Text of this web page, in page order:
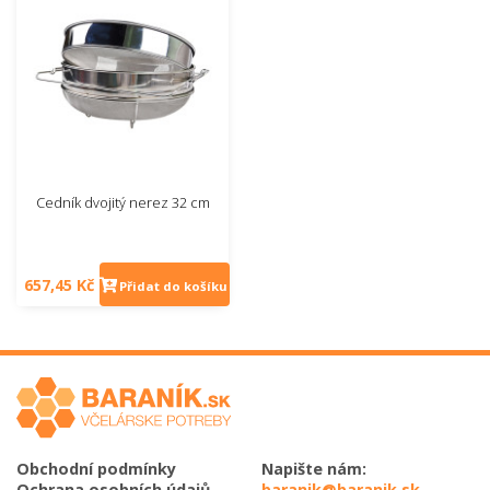
Cedník dvojitý nerez 32 cm
657,45 Kč Přidat do košíku
Obchodní podmínky
Napište nám: